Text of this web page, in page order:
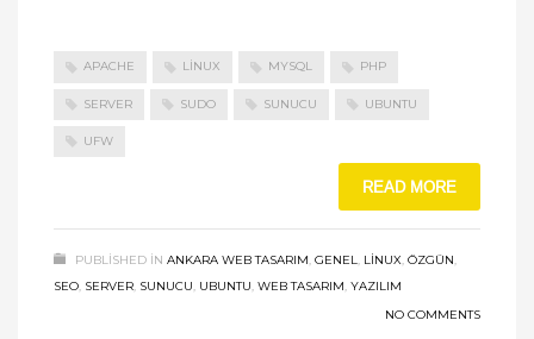
APACHE LINUX MYSQL PHP
SERVER SUDO SUNUCU UBUNTU
UFW
READ MORE
PUBLISHED IN ANKARA WEB TASARIM, GENEL, LINUX, ÖZGÜN,
SEO, SERVER, SUNUCU, UBUNTU, WEB TASARIM, YAZILIM
NO COMMENTS